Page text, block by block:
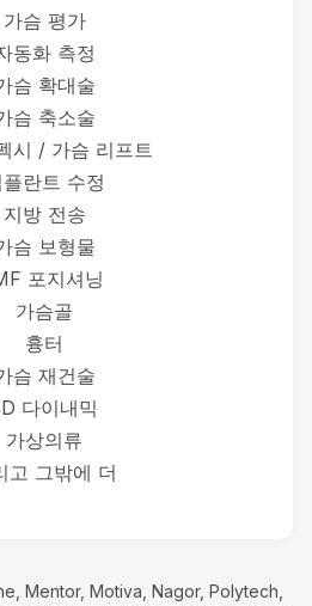
가슴 평가
동화 측정
슴 확대술
슴 축소술
시 / 가슴 리프트
플란트 수정
지방 전송
슴 보형물
포지셔닝
가슴골
흉터
슴 재건술
다이내믹
가상의류
고 그밖에 더
Mentor, Motiva, Nagor, Polytech,